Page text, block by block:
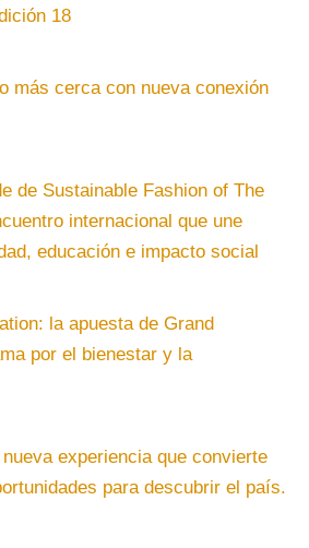
18
más cerca con nueva conexión
de Sustainable Fashion of The
internacional que une
educación e impacto social
la apuesta de Grand
por el bienestar y la
experiencia que convierte
para descubrir el país.